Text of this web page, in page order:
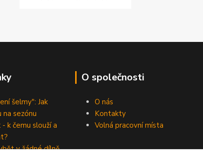
šelmy": Jak
sezónu
k čemu slouží a
v žádné dílně
O společnosti
O nás
Kontakty
Volná pracovní místa